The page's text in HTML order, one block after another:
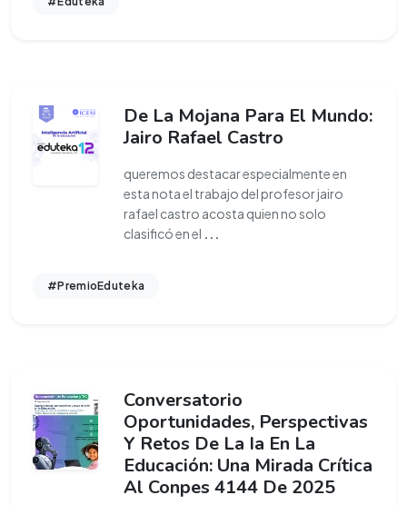
De La Mojana Para El Mundo:
Jairo Rafael Castro
queremos destacar especialmente en
esta nota el trabajo del profesor jairo
rafael castro acosta quien no solo
clasificó en el ...
#PremioEduteka
Conversatorio
Oportunidades, Perspectivas
Y Retos De La Ia En La
Educación: Una Mirada Crítica
Al Conpes 4144 De 2025